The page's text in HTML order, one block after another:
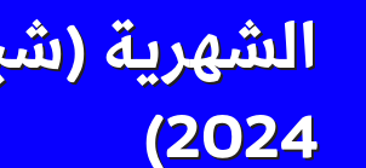
الشهرية
2024)